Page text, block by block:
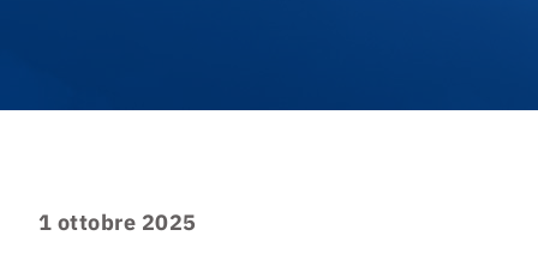
1 ottobre 2025